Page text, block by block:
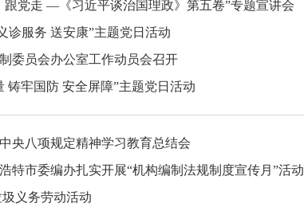
跟党走 —《习近平谈治国理政》第五卷”专题宣讲会
诊服务 送安康”主题党日活动
委员会办公室工作动员会召开
铸牢国防 安全屏障”主题党日活动
央八项规定精神学习教育总结会
特市委编办扎实开展“机构编制法规制度宣传月”活动
义务劳动活动